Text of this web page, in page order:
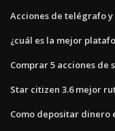
Acciones de telégrafo
¿cuál es la mejor
Comprar 5 acciones de
Star citizen 3.6 mejor
Como depositar dinero